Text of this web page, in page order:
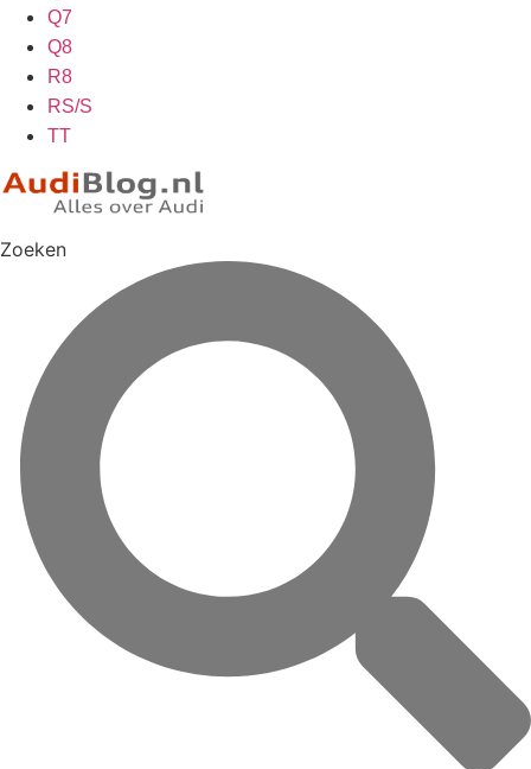
Q7
Q8
R8
RS/S
TT
Zoeken